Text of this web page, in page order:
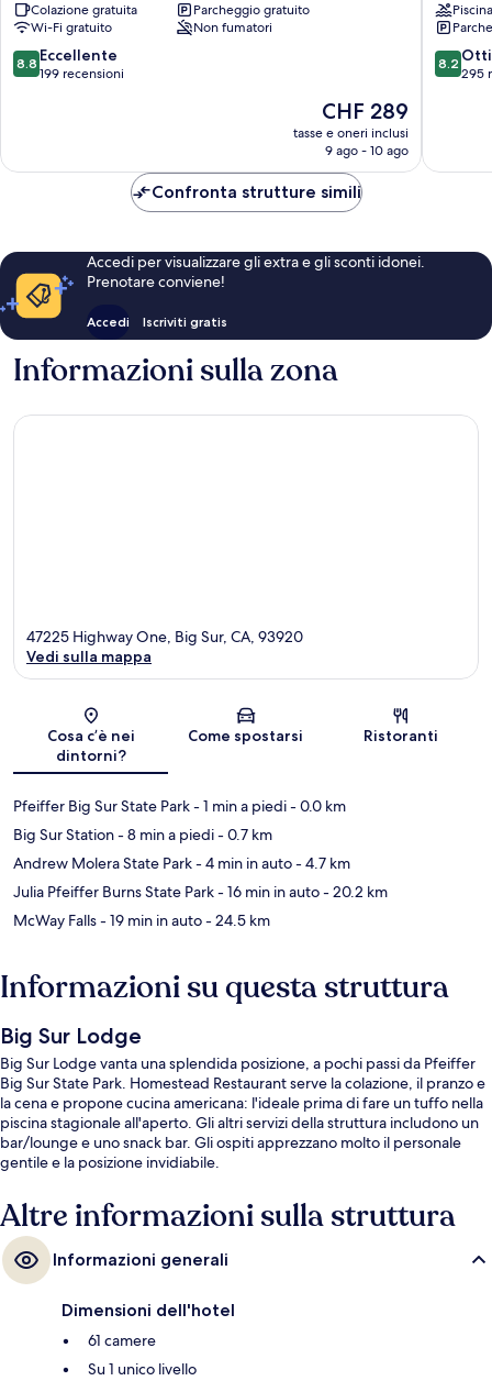
Colazione gratuita
Parcheggio gratuito
Wi-Fi gratuito
Non fumatori
8.8
su
8.8 Eccellente
199 recensioni
Il
prezzo
attuale
CHF 289
CHF 289
tasse e oneri inclusi
9 ago - 10 ago
ValleyPiscina
8.2
su
8.2
295
Confronta strutture simili
Accedi per visualizzare gli extra e gli sconti idonei.
Prenotare conviene!
Accedi Iscriviti gratis
Informazioni sulla zona
Mappa
47225 Highway One, Big Sur, CA, 93920
Vedi sulla mappa
Cosa c’è nei
dintorni?
Come spostarsi Ristoranti
Pfeiffer Big Sur State Park- 1 min a piedi- 0.0 km
Big Sur Station- 8 min a piedi- 0.7 km
Andrew Molera State Park- 4 min in auto- 4.7 km
Julia Pfeiffer Burns State Park- 16 min in auto- 20.2 km
McWay Falls- 19 min in auto- 24.5 km
Informazioni su questa struttura
Big Sur Lodge
Big Sur Lodge vanta una splendida posizione, a pochi passi da Pfeiffer
Big Sur State Park. Homestead Restaurant serve la colazione, il pranzo e
la cena e propone cucina americana: l'ideale prima di fare un tuffo nella
piscina stagionale all'aperto. Gli altri servizi della struttura includono un
bar/lounge e uno snack bar. Gli ospiti apprezzano molto il personale
gentile e la posizione invidiabile.
Altre informazioni sulla struttura
Informazioni generali
Dimensioni dell'hotel
61 camere
Su 1 unico livello